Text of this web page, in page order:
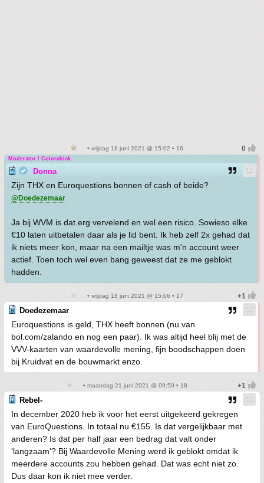
• vrijdag 18 juni 2021 @ 15:02 • 16
Moderator / Colorchick
Donna
Zijn THX en Euroquestions bonnen of cash of beide?
@Doedezemaar
Ja bij WVM is dat erg vervelend en wel een risico. Sowieso elke
€10 laten uitbetalen daar als je lid bent. Ik heb zelf 2x gehad dat
ik niets meer kon, maar na een mailtje was m'n account weer
actief. Toen toch wel even bang geweest dat ze me geblokt
hadden.
• vrijdag 18 juni 2021 @ 15:06 • 17
Doedezemaar
Euroquestions is geld, THX heeft bonnen (nu van
bol.com/zalando en nog een paar). Ik was altijd heel blij met de
VVV-kaarten van waardevolle mening, fijn boodschappen doen
bij Kruidvat en de bouwmarkt enzo.
• maandag 21 juni 2021 @ 09:50 • 18
Rebel-
In december 2020 heb ik voor het eerst uitgekeerd gekregen
van EuroQuestions. In totaal nu €155. Is dat vergelijkbaar met
anderen? Is dat per half jaar een bedrag dat valt onder
'langzaam'? Bij Waardevolle Mening werd ik geblokt omdat ik
meerdere accounts zou hebben gehad. Dat was echt niet zo.
Dus daar kon ik niet mee verder.